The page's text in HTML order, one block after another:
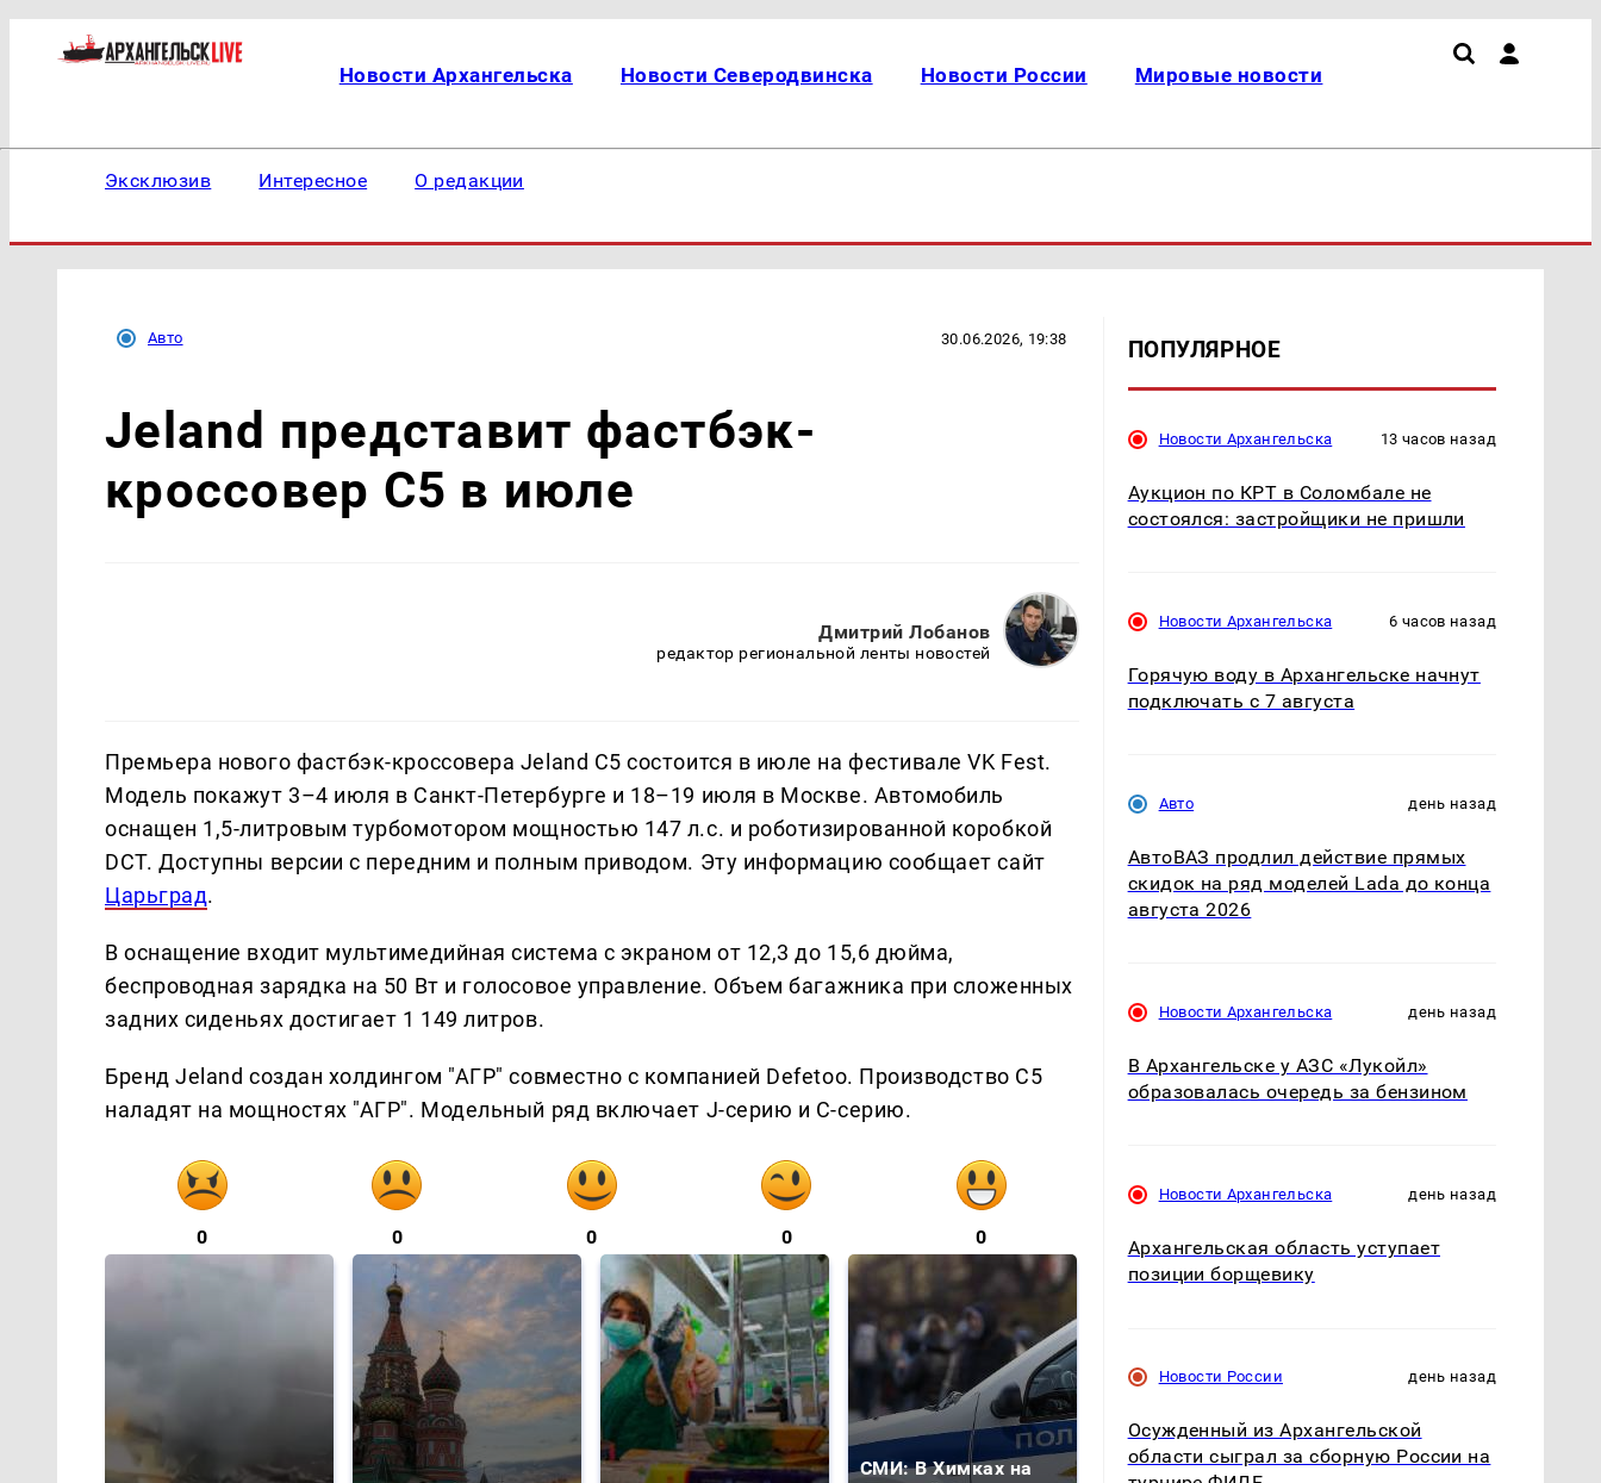
Новости Архангельска Новости Северодвинска Новости России Мировые новости
Эксклюзив Интересное О редакции
Авто 30.06.2026, 19:38
Jeland представит фастбэк-
кроссовер C5 в июле
Дмитрий Лобанов
редактор региональной ленты новостей
Премьера нового фастбэк-кроссовера Jeland C5 состоится в июле на фестивале VK Fest.
Модель покажут 3–4 июля в Санкт-Петербурге и 18–19 июля в Москве. Автомобиль
оснащен 1,5-литровым турбомотором мощностью 147 л.с. и роботизированной коробкой
DCT. Доступны версии с передним и полным приводом. Эту информацию сообщает сайт
Царьград.
В оснащение входит мультимедийная система с экраном от 12,3 до 15,6 дюйма,
беспроводная зарядка на 50 Вт и голосовое управление. Объем багажника при сложенных
задних сиденьях достигает 1 149 литров.
Бренд Jeland создан холдингом "АГР" совместно с компанией Defetoo. Производство C5
наладят на мощностях "АГР". Модельный ряд включает J-серию и С-серию.
0 0 0 0 0
СМИ: В Химках на
ПОПУЛЯРНОЕ
Новости Архангельска 13 часов назад
Аукцион по КРТ в Соломбале не
состоялся: застройщики не пришли
Новости Архангельска 6 часов назад
Горячую воду в Архангельске начнут
подключать с 7 августа
Авто день назад
АвтоВАЗ продлил действие прямых
скидок на ряд моделей Lada до конца
августа 2026
Новости Архангельска день назад
В Архангельске у АЗС «Лукойл»
образовалась очередь за бензином
Новости Архангельска день назад
Архангельская область уступает
позиции борщевику
Новости России день назад
Осужденный из Архангельской
области сыграл за сборную России на